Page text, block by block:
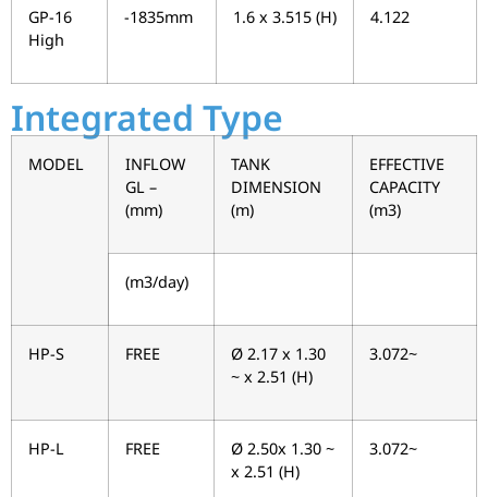
GP-16
High
-1835mm 1.6 x 3.515 (H) 4.122
Integrated Type
MODEL
INFLOW
GL –
(mm)
TANK
DIMENSION
(m)
EFFECTIVE
CAPACITY
(m3)
(m3/day)
HP-S FREE
Ø 2.17 x 1.30
~ x 2.51 (H)
3.072~
HP-L FREE
Ø 2.50x 1.30 ~
x 2.51 (H)
3.072~